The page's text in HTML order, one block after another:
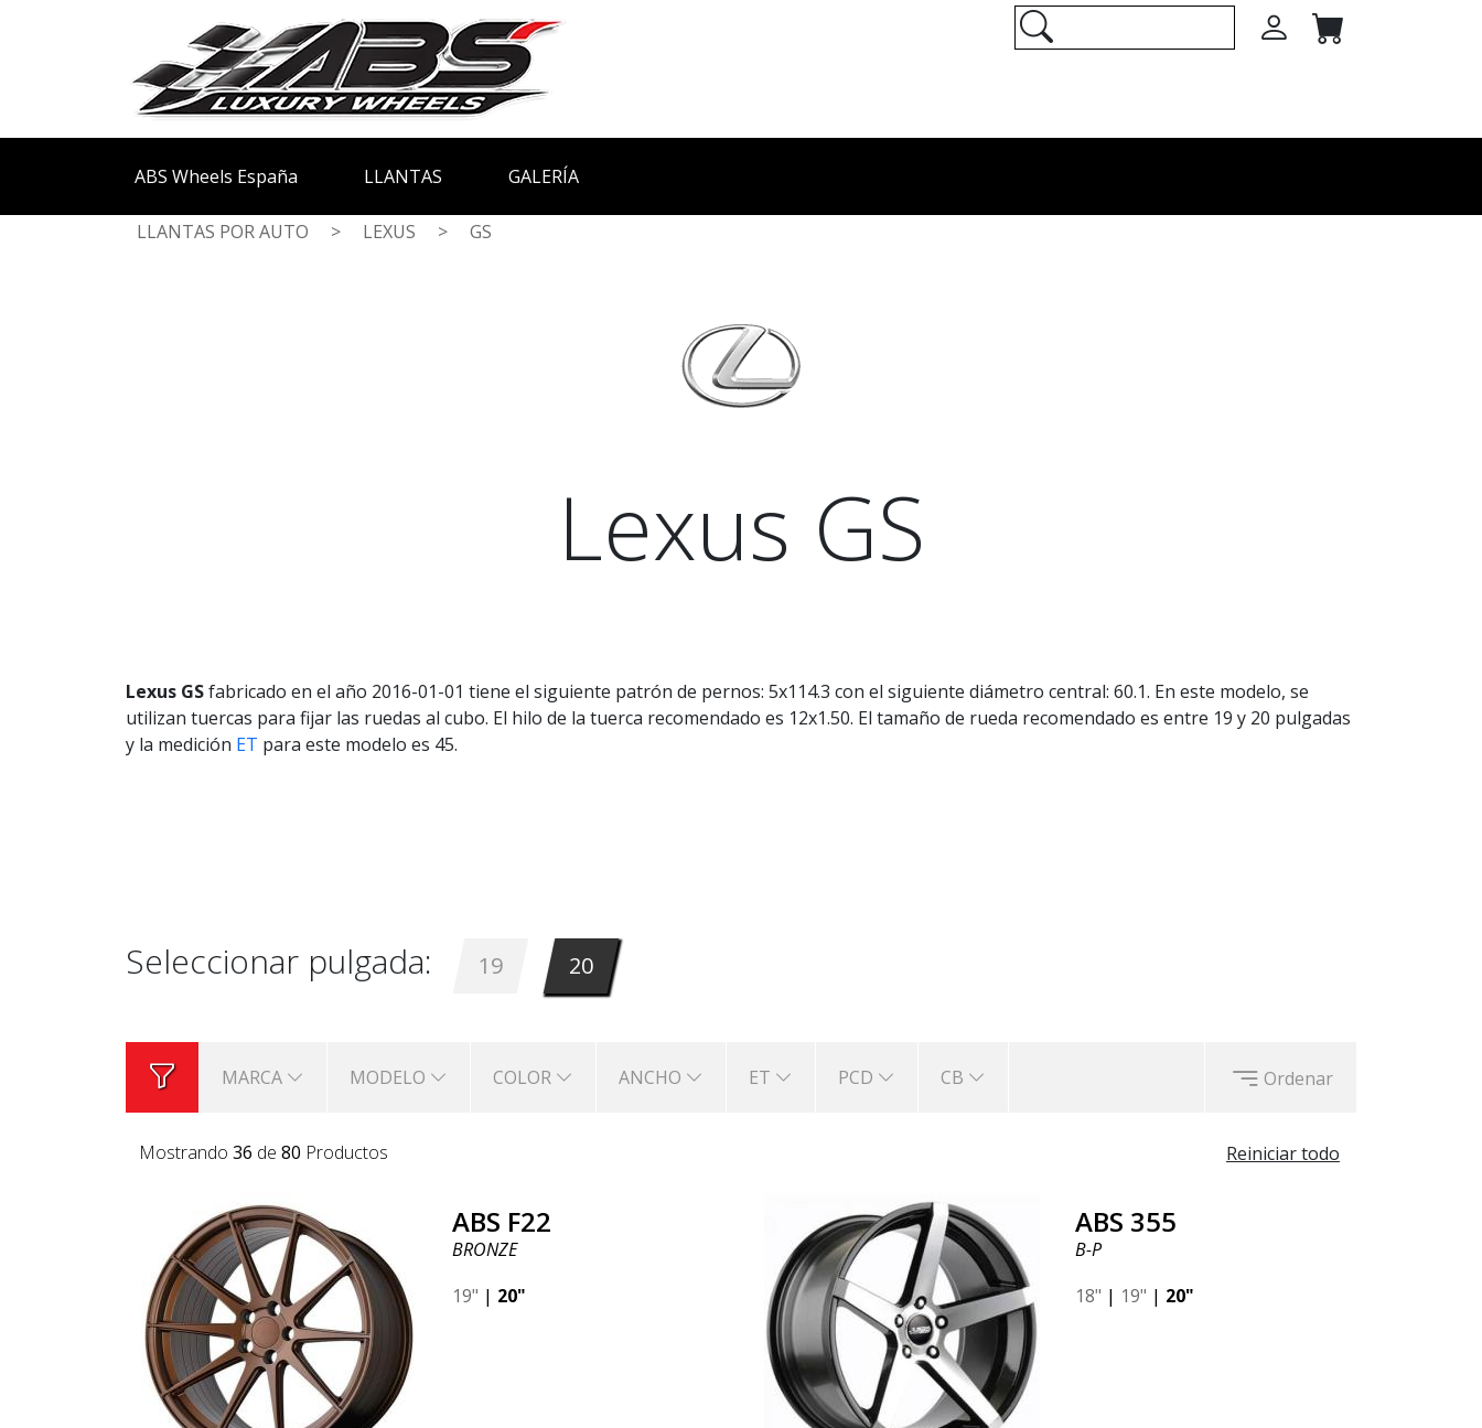
ABS Wheels España LLANTAS GALERÍA
LLANTAS POR AUTO > LEXUS > GS
Lexus GS
Lexus GSfabricado en el año 2016-01-01 tiene el siguiente patrón de pernos: 5x114.3 con el siguiente diámetro central: 60.1. En este modelo, se
utilizan tuercas para fijar las ruedas al cubo. El hilo de la tuerca recomendado es 12x1.50. El tamaño de rueda recomendado es entre 19 y 20 pulgadas
y la medición ET para este modelo es 45.
Seleccionar pulgada: 19 20
MARCA MODELO COLOR ANCHO ET PCD CB Ordenar
Reiniciar todo
Mostrando 36 de 80 Productos
ABS F22
BRONZE
19" | 20"
ABS 355
B-P
18" | 19" | 20"